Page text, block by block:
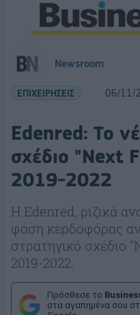
Newsroom
ΕΠΙΧΕΙΡΗΣΕΙΣ 06/11/
Edenred: Το
σχέδιο "Next
2019-2022
H Edenred, ριζικά
φάση κερδοφόρας
στρατηγικό σχέδιο
2019-2022.
Πρόσθεσε το
στα αγαπημένα σου